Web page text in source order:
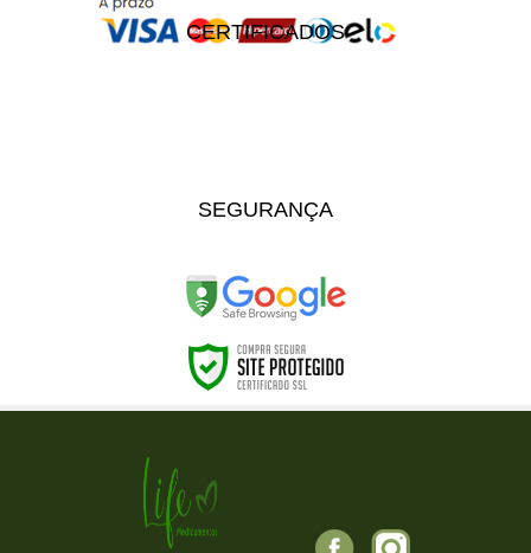
CERTIFICADOS
SEGURANÇA